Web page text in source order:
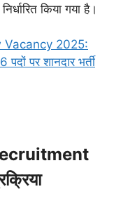
किया गया है।
Vacancy 2025:
पदों पर शानदार भर्ती